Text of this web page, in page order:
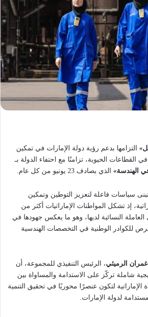
التزامها بدعم رؤية دولة الإمارات في تمكين
القطاعات الحيوية، تزامنًا مع احتفاء الدولة بـ
الهندسة» الذي يصادف 23 يونيو من كل عام.
سياسات فاعلة لتعزيز التوطين وتمكين
إذ تشكل المواطنات الإماراتيات أكثر من
النسائية لديها، وهو ما يعكس جهودها في
للكوادر الوطنية في التخصصات الهندسية
الرميثي، الرئيس التنفيذي للمجموعة، أن
شاملة تركّز على الاستدامة والمساواة بين
الإماراتية لتكون عنصرًا محوريًا في تحقيق التنمية
لدولة الإمارات.